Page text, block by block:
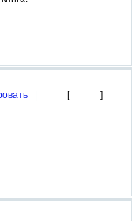
| [
]